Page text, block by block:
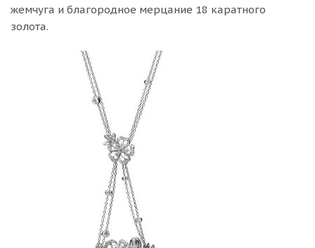
жемчуга и благородное мерцание 18 каратного
золота.